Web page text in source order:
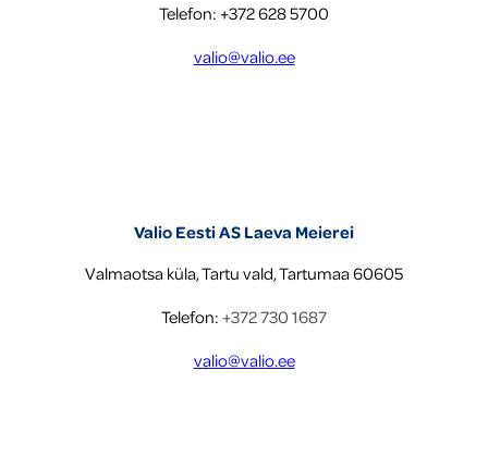
Telefon: +372 628 5700
valio@valio.ee
Valio Eesti AS Laeva Meierei
Valmaotsa küla, Tartu vald, Tartumaa 60605
Telefon: +372 730 1687
valio@valio.ee